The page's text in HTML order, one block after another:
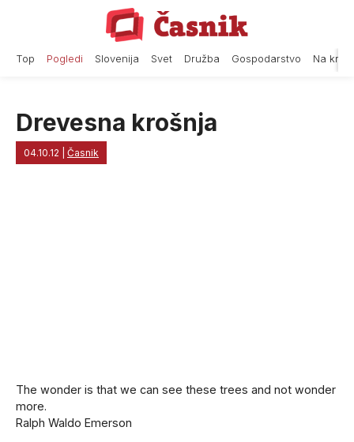
Top Pogledi Slovenija Svet Družba Gospodarstvo Na
Drevesna krošnja
04.10.12 Časnik
The wonder is that we can see these trees and not wonder
more.
Ralph Waldo Emerson